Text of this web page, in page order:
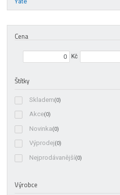
Cena
Kč
Štítky
Skladem(0)
Akce(0)
Novinka(0)
Výprodej(0)
Nejprodávanější(0)
Výrobce